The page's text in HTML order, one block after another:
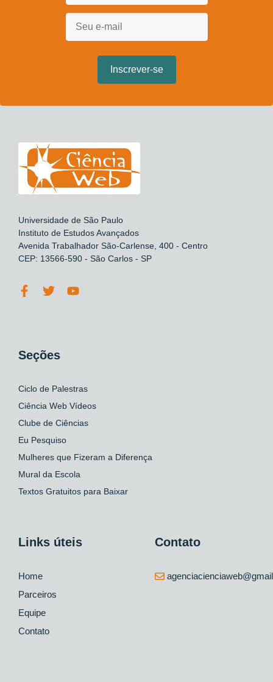
Universidade de São Paulo
Instituto de Estudos Avançados
Avenida Trabalhador São-Carlense, 400 - Centro
CEP: 13566-590 - São Carlos - SP
Seções
Ciclo de Palestras
Ciência Web Vídeos
Clube de Ciências
Eu Pesquiso
Mulheres que Fizeram a Diferença
Mural da Escola
Textos Gratuitos para Baixar
Links úteis
Home
Parceiros
Equipe
Contato
Contato